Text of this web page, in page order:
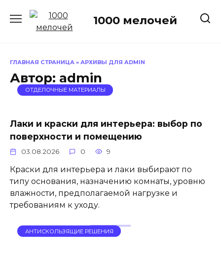
содержанию
1000 мелочей
ГЛАВНАЯ СТРАНИЦА » АРХИВЫ ДЛЯ ADMIN
Автор: admin
ОТДЕЛОЧНЫЕ МАТЕРИАЛЫ
Лаки и краски для интерьера: выбор по
поверхности и помещению
03.08.2026 0 9
Краски для интерьера и лаки выбирают по
типу основания, назначению комнаты, уровню
влажности, предполагаемой нагрузке и
требованиям к уходу.
АНТИСКОЛЬЗЯЩИЕ РЕШЕНИЯ